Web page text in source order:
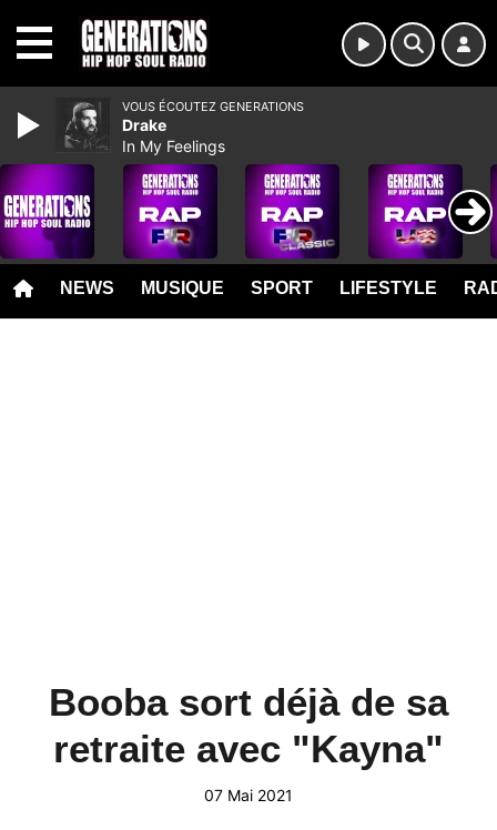
NEWS MUSIQUE SPORT LIFESTYLE
Booba sort déjà de sa
retraite avec "Kayna"
07 Mai 2021
VOUS ÉCOUTEZ GENERATIONS
Drake
In My Feelings